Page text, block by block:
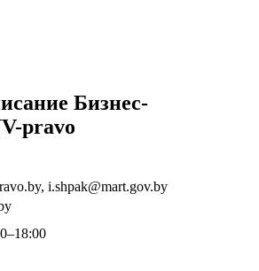
Бизнес-
pravo
i.shpak@mart.gov.by